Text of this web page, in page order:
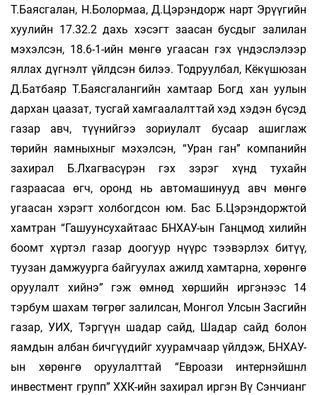
Т.Баясгалан, Н.Болормаа, Д.Цэрэндорж нарт Эрүүгийн
хуулийн 17.32.2 дахь хэсэгт заасан бусдыг залилан
мэхэлсэн, 18.6-1-ийн мөнгө угаасан гэх үндэслэлээр
яллах дүгнэлт үйлдсэн билээ. Тодруулбал, Кёкүшюзан
Д.Батбаяр Т.Баясгалангийн хамтаар Богд хан уулын
дархан цаазат, тусгай хамгаалалттай хэд хэдэн бүсэд
газар авч, түүнийгээ зориулалт бусаар ашиглаж
төрийн яамныхныг мэхэлсэн, “Уран ган” компанийн
захирал Б.Лхагвасүрэн гэх зэрэг хүнд тухайн
газраасаа өгч, оронд нь автомашинууд авч мөнгө
угаасан хэрэгт холбогдсон юм. Бас Б.Цэрэндоржтой
хамтран “Гашуунсухайтаас БНХАУ-ын Ганцмод хилийн
боомт хүртэл газар доогуур нүүрс тээвэрлэх битүү,
туузан дамжуурга байгуулах ажилд хамтарна, хөрөнгө
оруулалт хийнэ” гэж өмнөд хөршийн иргэнээс 14
тэрбум шахам төгрөг залилсан, Монгол Улсын Засгийн
газар, УИХ, Тэргүүн шадар сайд, Шадар сайд болон
яамдын албан бичгүүдийг хуурамчаар үйлдэж, БНХАУ-
ын хөрөнгө оруулалттай “Евроази интернэйшнл
инвестмент групп” ХХК-ийн захирал иргэн Вү Сэнчианг